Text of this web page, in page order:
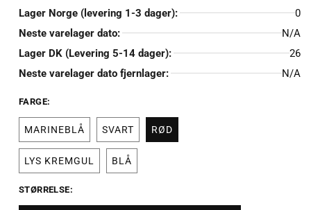
Lager Norge (levering 1-3 dager):
0
Neste varelager dato:
N/A
Lager DK (Levering 5-14 dager):
26
Neste varelager dato fjernlager:
N/A
FARGE:
MARINEBLÅ SVART RØD
LYS KREMGUL BLÅ
STØRRELSE: